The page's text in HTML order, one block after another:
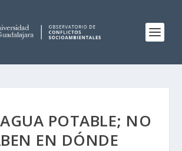
POTABLE; NO
EN DÓNDE